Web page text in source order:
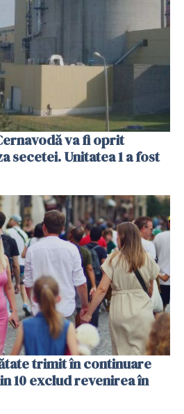
va fi oprit
secetei. Unitatea 1 a fost
trimit în continuare
10 exclud revenirea în